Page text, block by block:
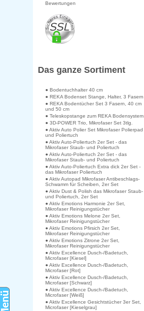
Bewertungen
Das ganze Sortiment
● Bodentuchhalter 40 cm
● REKA Bodenset Stange, Halter, 3 Fasern
● REKA Bodentücher Set 3 Fasern, 40 cm
und 50 cm
● Teleskopstange zum REKA Bodensystem
● 3D-POWER Trio, Mikrofaser Set 3tlg.
● Aktiv Auto Polier Set Mikrofaser Polierpad
und Poliertuch
● Aktiv Auto-Poliertuch 2er Set - das
Mikrofaser Staub- und Poliertuch
● Aktiv Auto-Poliertuch 2er Set - das
Mikrofaser Staub- und Poliertuch
● Aktiv Auto-Poliertuch Extra dick 2er Set -
das Mikrofaser Poliertuch
● Aktiv Autopad Mikrofaser Antibeschlags-
Schwamm für Scheiben, 2er Set
● Aktiv Dust & Polish das Mikrofaser Staub-
und Poliertuch, 2er Set
● Aktiv Emotions Harmonie 2er Set,
Mikrofaser Reinigungstücher
● Aktiv Emotions Melone 2er Set,
Mikrofaser Reinigungstücher
● Aktiv Emotions Pfirsich 2er Set,
Mikrofaser Reinigungstücher
● Aktiv Emotions Zitrone 2er Set,
Mikrofaser Reinigungstücher
● Aktiv Excellence Dusch-/Badetuch,
Microfaser [Kiesel]
● Aktiv Excellence Dusch-/Badetuch,
Microfaser [Rot]
● Aktiv Excellence Dusch-/Badetuch,
Microfaser [Schwarz]
● Aktiv Excellence Dusch-/Badetuch,
Microfaser [Weiß]
● Aktiv Excellence Gesichtstücher 3er Set,
Microfaser [Kieselgrau]